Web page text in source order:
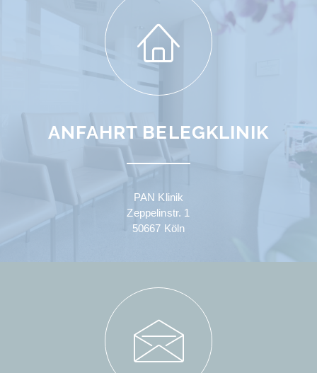
ANFAHRT BELEGKLINIK
PAN Klinik
Zeppelinstr. 1
50667 Köln